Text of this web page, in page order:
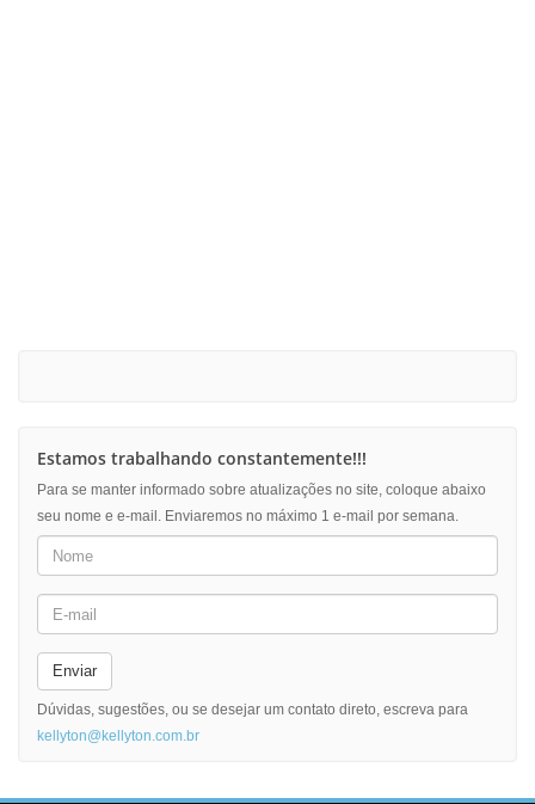
Estamos trabalhando constantemente!!!
Para se manter informado sobre atualizações no site, coloque abaixo
seu nome e e-mail. Enviaremos no máximo 1 e-mail por semana.
Enviar
Dúvidas, sugestões, ou se desejar um contato direto, escreva para
kellyton@kellyton.com.br